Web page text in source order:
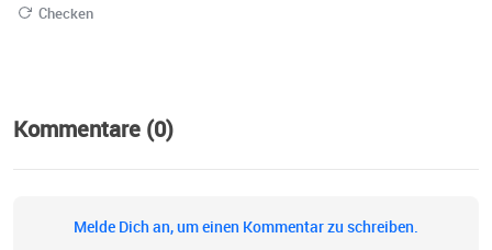
Checken
Kommentare (0)
Melde Dich an, um einen Kommentar zu schreiben.